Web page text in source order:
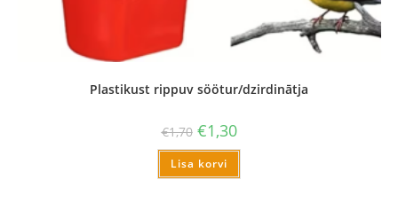
Plastikust rippuv söötur/dzirdinātja
€1,70 €1,30
Lisa korvi